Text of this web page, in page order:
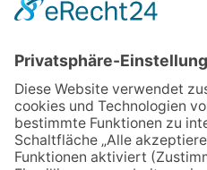
Ja, ich habe die
einverstanden, dass
Daten elektronisch
werden. Meine Daten
zweckgebunden zur